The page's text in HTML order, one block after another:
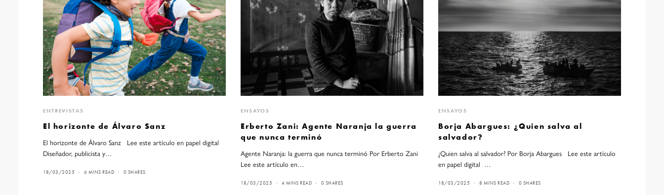
ENTREVISTAS
El horizonte de Álvaro Sanz
El horizonte de Álvaro Sanz Lee este artículo en papel digital
Diseñador, publicista y…
18/03/2025 6 MINS READ 0 SHARES
ENSAYOS
Erberto Zani: Agente Naranja la guerra
que nunca terminó
Agente Naranja: la guerra que nunca terminó Por Erberto Zani
Lee este artículo en…
18/03/2025 4 MINS READ 0 SHARES
ENSAYOS
Borja Abargues: ¿Quien salva al
salvador?
¿Quien salva al salvador? Por Borja Abargues Lee este artículo
en papel digital …
18/03/2025 8 MINS READ 0 SHARES